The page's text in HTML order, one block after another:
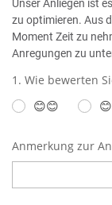
Unser Anliegen ist
zu optimieren. Aus
Moment Zeit zu
Anregungen zu
1. Wie bewerten
😊😊 😊
Anmerkung zur